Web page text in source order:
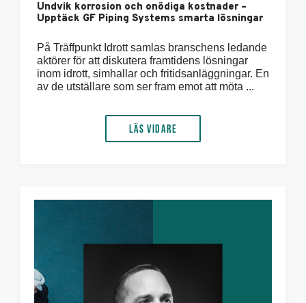
Undvik korrosion och onödiga kostnader –
Upptäck GF Piping Systems smarta lösningar
På Träffpunkt Idrott samlas branschens ledande
aktörer för att diskutera framtidens lösningar
inom idrott, simhallar och fritidsanläggningar. En
av de utställare som ser fram emot att möta ...
Läs vidare